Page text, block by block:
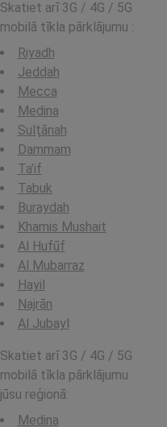
Skatiet arī 3G / 4G / 5G
mobilā tīkla pārklājumu :
Riyadh
Jeddah
Mecca
Medina
Sulţānah
Dammam
Ta’if
Tabuk
Buraydah
Khamis Mushait
Al Hufūf
Al Mubarraz
Hayil
Najrān
Al Jubayl
Skatiet arī 3G / 4G / 5G
mobilā tīkla pārklājumu
jūsu reģionā:
Medina